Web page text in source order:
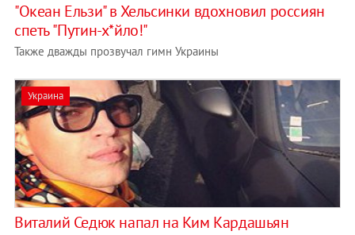
"Океан Ельзи" в Хельсинки вдохновил россиян
спеть "Путин-х*йло!"
Также дважды прозвучал гимн Украины
Украина
Виталий Седюк напал на Ким Кардашьян